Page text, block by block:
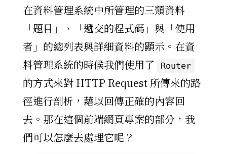
在資料管理系統中所管理的三類資料
「題目」、「遞交的程式碼」與「使用
者」的總列表與詳細資料的顯示。在資
料管理系統的時候我們使用了
Router
的方式來對 HTTP Request 所傳來的路
徑進行剖析，藉以回傳正確的內容回
去。那在這個前端網頁專案的部分，我
們可以怎麼去處理它呢？